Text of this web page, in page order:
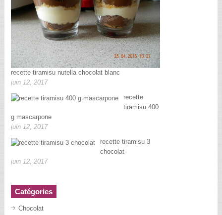
recette tiramisu nutella chocolat blanc
juin 12, 2017
recette
tiramisu 400
g mascarpone
juin 12, 2017
recette tiramisu 3
chocolat
juin 12, 2017
Catégories
Chocolat